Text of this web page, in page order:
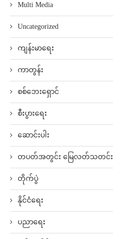
Multi Media
Uncategorized
ကျန်းမာရေး
ကာတွန်း
စစ်ဘေးရှောင်
စီးပွားရေး
ဆောင်းပါး
တပတ်အတွင်း မြေလတ်သတင်း
တိုက်ပွဲ
နိုင်ငံရေး
ပညာရေး